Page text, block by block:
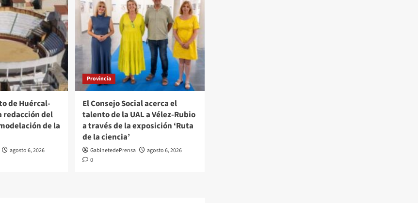
de Huércal-
redacción del
de la
agosto 6, 2026
Provincia
El Consejo Social acerca el
talento de la UAL a Vélez-Rubio
a través de la exposición ‘Ruta
de la ciencia’
GabinetedePrensa
agosto 6, 2026
0